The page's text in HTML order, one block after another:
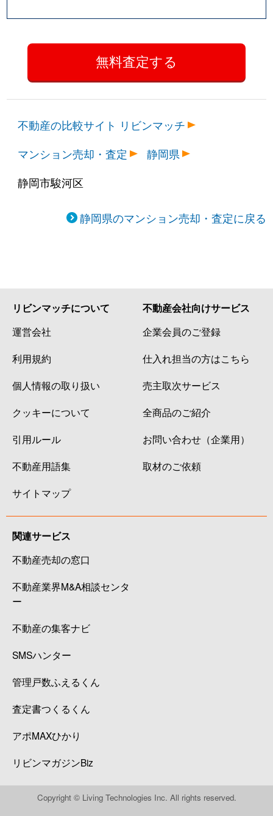
不動産の比較サイト リビンマッチ
マンション売却・査定
静岡県
静岡市駿河区
静岡県のマンション売却・査定に戻る
リビンマッチについて
運営会社
利用規約
個人情報の取り扱い
クッキーについて
引用ルール
不動産用語集
サイトマップ
不動産会社向けサービス
企業会員のご登録
仕入れ担当の方はこちら
売主取次サービス
全商品のご紹介
お問い合わせ（企業用）
取材のご依頼
関連サービス
不動産売却の窓口
不動産業界M&A相談センタ
ー
不動産の集客ナビ
SMSハンター
管理戸数ふえるくん
査定書つくるくん
アポMAXひかり
リビンマガジンBiz
Copyright © Living Technologies Inc. All rights reserved.